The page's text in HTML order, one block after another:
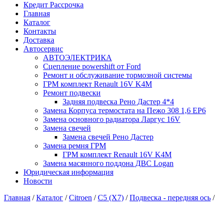
Кредит Рассрочка
Главная
Каталог
Контакты
Доставка
Автосервис
АВТОЭЛЕКТРИКА
Сцепление powershift от Ford
Ремонт и обслуживание тормозной системы
ГРМ комплект Renault 16V K4M
Ремонт подвески
Задняя подвеска Рено Дастер 4*4
Замена Корпуса термостата на Пежо 308 1,6 EP6
Замена основного радиатора Ларгус 16V
Замена свечей
Замена свечей Рено Дастер
Замена ремня ГРМ
ГРМ комплект Renault 16V K4M
Замена масянного поддона ДВС Logan
Юридическая информация
Новости
Главная / Каталог / Citroen / C5 (X7) / Подвеска - передняя ось /